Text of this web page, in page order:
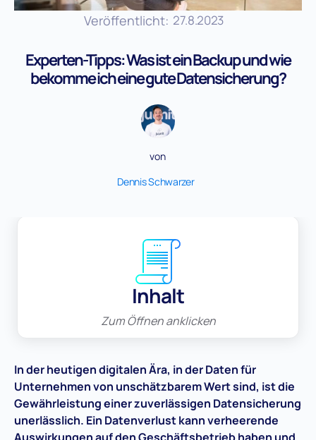
Veröffentlicht: 27.8.2023
Experten-Tipps: Was ist ein Backup und wie
bekomme ich eine gute Datensicherung?
von
Dennis Schwarzer
Inhalt
Zum Öffnen anklicken
In der heutigen digitalen Ära, in der Daten für
Unternehmen von unschätzbarem Wert sind, ist die
Gewährleistung einer zuverlässigen Datensicherung
unerlässlich. Ein Datenverlust kann verheerende